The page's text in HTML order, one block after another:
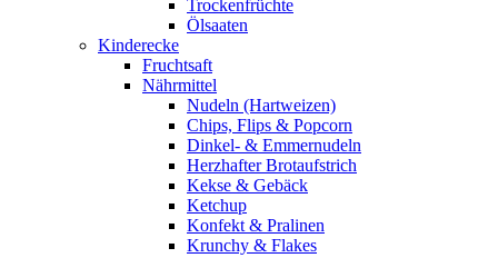
Trockenfrüchte
Ölsaaten
Kinderecke
Fruchtsaft
Nährmittel
Nudeln (Hartweizen)
Chips, Flips & Popcorn
Dinkel- & Emmernudeln
Herzhafter Brotaufstrich
Kekse & Gebäck
Ketchup
Konfekt & Pralinen
Krunchy & Flakes